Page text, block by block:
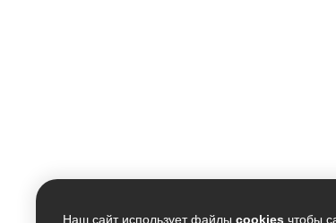
Наш сайт использует файлы cookies чтобы